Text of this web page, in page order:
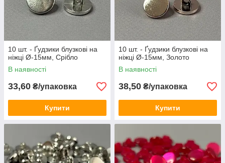
10 шт. - Ґудзики блузкові на
ніжці Ø-15мм, Срібло
В наявності
33,60 ₴/упаковка
Купити
10 шт. - Ґудзики блузкові на
ніжці Ø-15мм, Золото
В наявності
38,50 ₴/упаковка
Купити